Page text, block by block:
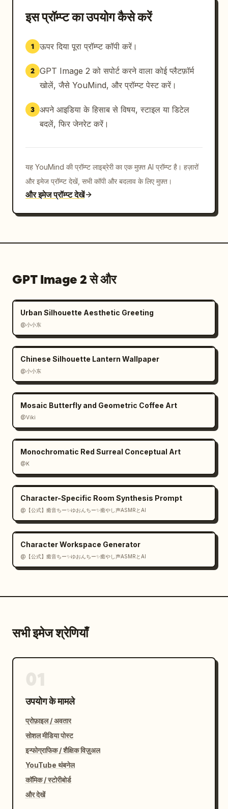
इस प्रॉम्प्ट का उपयोग कैसे करें
1 ऊपर दिया पूरा प्रॉम्प्ट कॉपी करें।
2 GPT Image 2 को सपोर्ट करने वाला कोई प्लैटफ़ॉर्म
खोलें, जैसे YouMind, और प्रॉम्प्ट पेस्ट करें।
3 अपने आइडिया के हिसाब से विषय, स्टाइल या डिटेल
बदलें, फिर जेनरेट करें।
यह YouMind की प्रॉम्प्ट लाइब्रेरी का एक मुफ़्त AI प्रॉम्प्ट है। हज़ारों
और इमेज प्रॉम्प्ट देखें, सभी कॉपी और बदलाव के लिए मुफ़्त।
और इमेज प्रॉम्प्ट देखें
GPT Image 2 से और
Urban Silhouette Aesthetic Greeting
@小小东
Chinese Silhouette Lantern Wallpaper
@小小东
Mosaic Butterfly and Geometric Coffee Art
@Viki
Monochromatic Red Surreal Conceptual Art
@K
Character-Specific Room Synthesis Prompt
@【公式】癒音ちー✨ゆおんちー✨癒やし声ASMRとAI
Character Workspace Generator
@【公式】癒音ちー✨ゆおんちー✨癒やし声ASMRとAI
सभी इमेज श्रेणियाँ
उपयोग के मामले
प्रोफ़ाइल / अवतार
सोशल मीडिया पोस्ट
इन्फोग्राफिक / शैक्षिक विज़ुअल
YouTube थंबनेल
कॉमिक / स्टोरीबोर्ड
और देखें